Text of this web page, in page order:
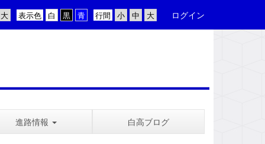
行間
表示色 ログイン
進路情報 白高ブログ